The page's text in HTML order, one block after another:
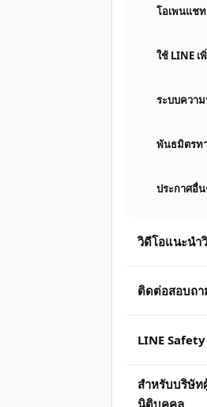
โอเพนแชท
ใช้ LINE
ระบบควา
พันธมิตรท
ประกาศอื่
วิดีโอแนะนำ
ติดต่อสอบถา
LINE
สำหรับบริษัท
นิติบุคคล